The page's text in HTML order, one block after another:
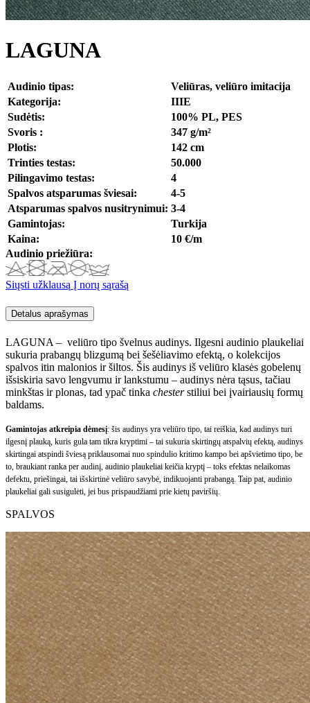
LAGUNA
Audinio tipas:
Veliūras, veliūro imitacija
Kategorija:
IIIE
Sudėtis:
100% PL, PES
Svoris :
347 g/m²
Plotis:
142 cm
Trinties testas:
50.000
Pilingavimo testas:
4
Spalvos atsparumas šviesai:
4-5
Atsparumas spalvos nusitrynimui: 3-4
Gamintojas:
Turkija
Kaina:
10 €/m
Audinio priežiūra:
Siųsti užklausą Į norų sąrašą
Detalus aprašymas
LAGUNA – veliūro tipo švelnus audinys. Ilgesni audinio plaukeliai
sukuria prabangų blizgumą bei šešėliavimo efektą, o kolekcijos
spalvos itin malonios ir šiltos. Šis audinys iš veliūro klasės gobelenų
išsiskiria savo lengvumu ir lankstumu – audinys nėra tąsus, tačiau
minkštas ir plonas, tad ypač tinka chesterstiliui bei įvairiausių formų
baldams.
Gamintojas atkreipia dėmesį: šis audinys yra veliūro tipo, tai reiškia, kad audinys turi
ilgesnį plauką, kuris gula tam tikra kryptimi – tai sukuria skirtingų atspalvių efektą, audinys
skirtingai atspindi šviesą priklausomai nuo spindulio kritimo kampo bei apšvietimo tipo, be
to, braukiant ranka per audinį, audinio plaukeliai keičia kryptį – toks efektas nelaikomas
defektu, priešingai, tai išskirtinė veliūro savybė, indikuojanti prabangą. Taip pat, audinio
plaukeliai gali susigulėti, jei bus prispaudžiami prie kietų paviršių.
SPALVOS